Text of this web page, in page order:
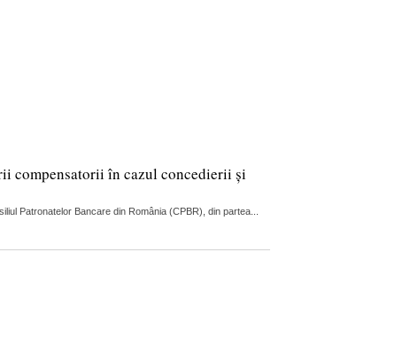
compensatorii în cazul concedierii și
Patronatelor Bancare din România (CPBR), din partea...